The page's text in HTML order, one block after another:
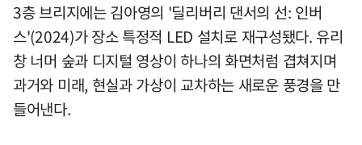
3층 브리지에는 김아영의 '딜리버리 댄서의 선: 인버
스'(2024)가 장소 특정적 LED 설치로 재구성됐다. 유리
창 너머 숲과 디지털 영상이 하나의 화면처럼 겹쳐지며
과거와 미래, 현실과 가상이 교차하는 새로운 풍경을 만
들어낸다.